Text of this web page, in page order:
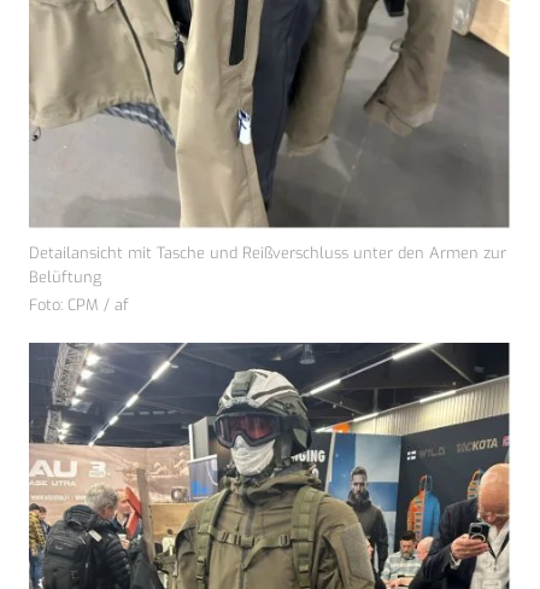
Detailansicht mit Tasche und Reißverschluss unter den Armen zur
Belüftung
Foto: CPM / af